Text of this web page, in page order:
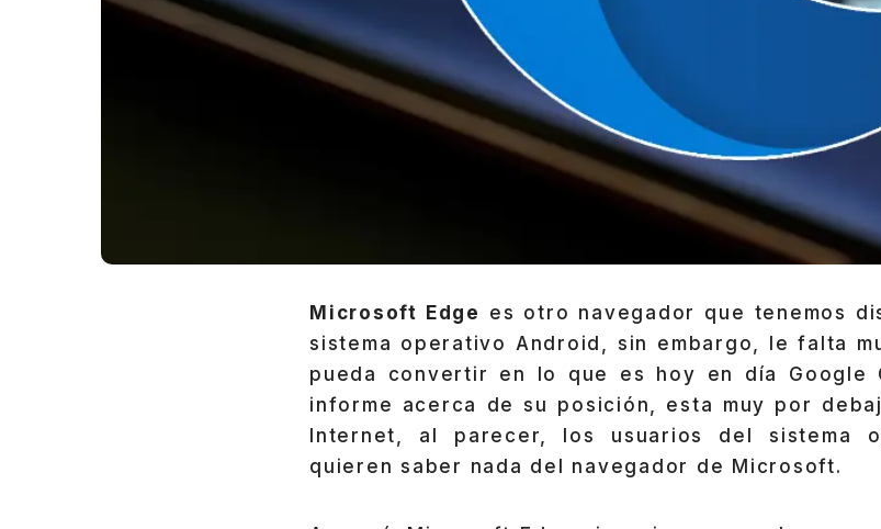
Microsoft Edge es otro navegador que tenemos
sistema operativo Android, sin embargo, le falta
pueda convertir en lo que es hoy en día Google
informe acerca de su posición, esta muy por
Internet, al parecer, los usuarios del sistema
quieren saber nada del navegador de Microsoft.